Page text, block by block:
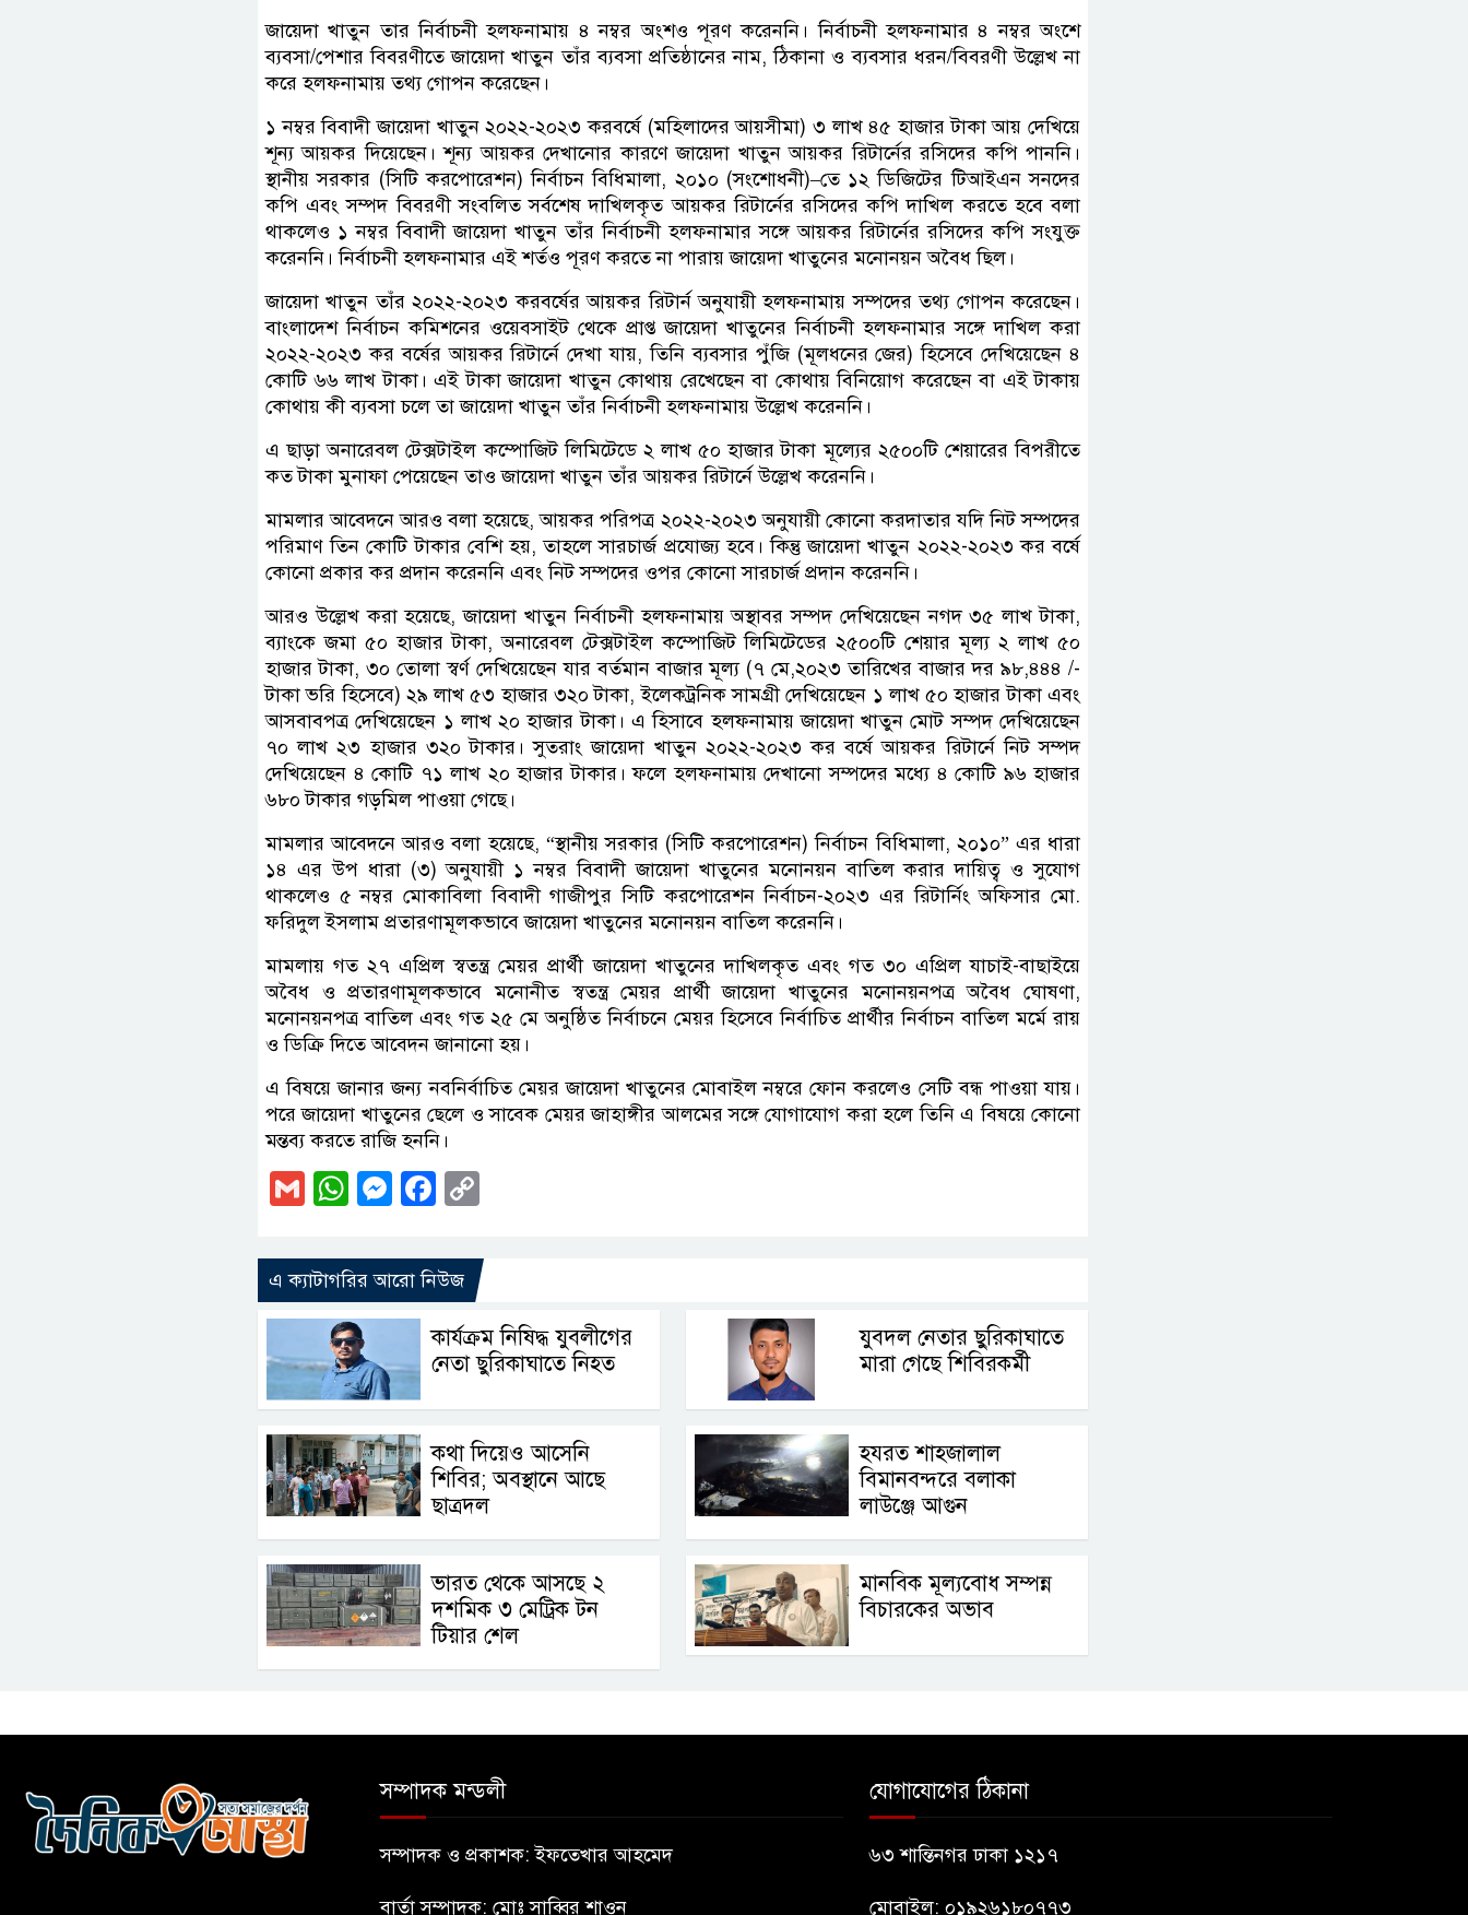
জায়েদা খাতুন তার নির্বাচনী হলফনামায় ৪ নম্বর অংশও পূরণ করেননি। নির্বাচনী হলফনামার ৪ নম্বর অংশে
ব্যবসা/পেশার বিবরণীতে জায়েদা খাতুন তাঁর ব্যবসা প্রতিষ্ঠানের নাম, ঠিকানা ও ব্যবসার ধরন/বিবরণী উল্লেখ না
করে হলফনামায় তথ্য গোপন করেছেন।
১ নম্বর বিবাদী জায়েদা খাতুন ২০২২-২০২৩ করবর্ষে (মহিলাদের আয়সীমা) ৩ লাখ ৪৫ হাজার টাকা আয় দেখিয়ে
শূন্য আয়কর দিয়েছেন। শূন্য আয়কর দেখানোর কারণে জায়েদা খাতুন আয়কর রিটার্নের রসিদের কপি পাননি।
স্থানীয় সরকার (সিটি করপোরেশন) নির্বাচন বিধিমালা, ২০১০ (সংশোধনী)–তে ১২ ডিজিটের টিআইএন সনদের
কপি এবং সম্পদ বিবরণী সংবলিত সর্বশেষ দাখিলকৃত আয়কর রিটার্নের রসিদের কপি দাখিল করতে হবে বলা
থাকলেও ১ নম্বর বিবাদী জায়েদা খাতুন তাঁর নির্বাচনী হলফনামার সঙ্গে আয়কর রিটার্নের রসিদের কপি সংযুক্ত
করেননি। নির্বাচনী হলফনামার এই শর্তও পূরণ করতে না পারায় জায়েদা খাতুনের মনোনয়ন অবৈধ ছিল।
জায়েদা খাতুন তাঁর ২০২২-২০২৩ করবর্ষের আয়কর রিটার্ন অনুযায়ী হলফনামায় সম্পদের তথ্য গোপন করেছেন।
বাংলাদেশ নির্বাচন কমিশনের ওয়েবসাইট থেকে প্রাপ্ত জায়েদা খাতুনের নির্বাচনী হলফনামার সঙ্গে দাখিল করা
২০২২-২০২৩ কর বর্ষের আয়কর রিটার্নে দেখা যায়, তিনি ব্যবসার পুঁজি (মূলধনের জের) হিসেবে দেখিয়েছেন ৪
কোটি ৬৬ লাখ টাকা। এই টাকা জায়েদা খাতুন কোথায় রেখেছেন বা কোথায় বিনিয়োগ করেছেন বা এই টাকায়
কোথায় কী ব্যবসা চলে তা জায়েদা খাতুন তাঁর নির্বাচনী হলফনামায় উল্লেখ করেননি।
এ ছাড়া অনারেবল টেক্সটাইল কম্পোজিট লিমিটেডে ২ লাখ ৫০ হাজার টাকা মূল্যের ২৫০০টি শেয়ারের বিপরীতে
কত টাকা মুনাফা পেয়েছেন তাও জায়েদা খাতুন তাঁর আয়কর রিটার্নে উল্লেখ করেননি।
মামলার আবেদনে আরও বলা হয়েছে, আয়কর পরিপত্র ২০২২-২০২৩ অনুযায়ী কোনো করদাতার যদি নিট সম্পদের
পরিমাণ তিন কোটি টাকার বেশি হয়, তাহলে সারচার্জ প্রযোজ্য হবে। কিন্তু জায়েদা খাতুন ২০২২-২০২৩ কর বর্ষে
কোনো প্রকার কর প্রদান করেননি এবং নিট সম্পদের ওপর কোনো সারচার্জ প্রদান করেননি।
আরও উল্লেখ করা হয়েছে, জায়েদা খাতুন নির্বাচনী হলফনামায় অস্থাবর সম্পদ দেখিয়েছেন নগদ ৩৫ লাখ টাকা,
ব্যাংকে জমা ৫০ হাজার টাকা, অনারেবল টেক্সটাইল কম্পোজিট লিমিটেডের ২৫০০টি শেয়ার মূল্য ২ লাখ ৫০
হাজার টাকা, ৩০ তোলা স্বর্ণ দেখিয়েছেন যার বর্তমান বাজার মূল্য (৭ মে,২০২৩ তারিখের বাজার দর ৯৮,৪৪৪ /-
টাকা ভরি হিসেবে) ২৯ লাখ ৫৩ হাজার ৩২০ টাকা, ইলেকট্রনিক সামগ্রী দেখিয়েছেন ১ লাখ ৫০ হাজার টাকা এবং
আসবাবপত্র দেখিয়েছেন ১ লাখ ২০ হাজার টাকা। এ হিসাবে হলফনামায় জায়েদা খাতুন মোট সম্পদ দেখিয়েছেন
৭০ লাখ ২৩ হাজার ৩২০ টাকার। সুতরাং জায়েদা খাতুন ২০২২-২০২৩ কর বর্ষে আয়কর রিটার্নে নিট সম্পদ
দেখিয়েছেন ৪ কোটি ৭১ লাখ ২০ হাজার টাকার। ফলে হলফনামায় দেখানো সম্পদের মধ্যে ৪ কোটি ৯৬ হাজার
৬৮০ টাকার গড়মিল পাওয়া গেছে।
মামলার আবেদনে আরও বলা হয়েছে, “স্থানীয় সরকার (সিটি করপোরেশন) নির্বাচন বিধিমালা, ২০১০” এর ধারা
১৪ এর উপ ধারা (৩) অনুযায়ী ১ নম্বর বিবাদী জায়েদা খাতুনের মনোনয়ন বাতিল করার দায়িত্ব ও সুযোগ
থাকলেও ৫ নম্বর মোকাবিলা বিবাদী গাজীপুর সিটি করপোরেশন নির্বাচন-২০২৩ এর রিটার্নিং অফিসার মো.
ফরিদুল ইসলাম প্রতারণামূলকভাবে জায়েদা খাতুনের মনোনয়ন বাতিল করেননি।
মামলায় গত ২৭ এপ্রিল স্বতন্ত্র মেয়র প্রার্থী জায়েদা খাতুনের দাখিলকৃত এবং গত ৩০ এপ্রিল যাচাই-বাছাইয়ে
অবৈধ ও প্রতারণামূলকভাবে মনোনীত স্বতন্ত্র মেয়র প্রার্থী জায়েদা খাতুনের মনোনয়নপত্র অবৈধ ঘোষণা,
মনোনয়নপত্র বাতিল এবং গত ২৫ মে অনুষ্ঠিত নির্বাচনে মেয়র হিসেবে নির্বাচিত প্রার্থীর নির্বাচন বাতিল মর্মে রায়
ও ডিক্রি দিতে আবেদন জানানো হয়।
এ বিষয়ে জানার জন্য নবনির্বাচিত মেয়র জায়েদা খাতুনের মোবাইল নম্বরে ফোন করলেও সেটি বন্ধ পাওয়া যায়।
পরে জায়েদা খাতুনের ছেলে ও সাবেক মেয়র জাহাঙ্গীর আলমের সঙ্গে যোগাযোগ করা হলে তিনি এ বিষয়ে কোনো
মন্তব্য করতে রাজি হননি।
GmailWhatsApp
Messenger
Facebook
এ ক্যাটাগরির আরো নিউজ
কার্যক্রম নিষিদ্ধ যুবলীগের
নেতা ছুরিকাঘাতে নিহত
যুবদল নেতার ছুরিকাঘাতে
মারা গেছে শিবিরকর্মী
কথা দিয়েও আসেনি
শিবির; অবস্থানে আছে
ছাত্রদল
হযরত শাহজালাল
বিমানবন্দরে বলাকা
লাউঞ্জে আগুন
ভারত থেকে আসছে ২
দশমিক ৩ মেট্রিক টন
টিয়ার শেল
মানবিক মূল্যবোধ সম্পন্ন
বিচারকের অভাব
সম্পাদক মন্ডলী
সম্পাদক ও প্রকাশক: ইফতেখার আহমেদ
বার্তা সম্পাদক: মোঃ সাব্বির শাওন
যোগাযোগের ঠিকানা
৬৩ শান্তিনগর ঢাকা ১২১৭
মোবাইল: ০১৯২৬১৮০৭৭৩